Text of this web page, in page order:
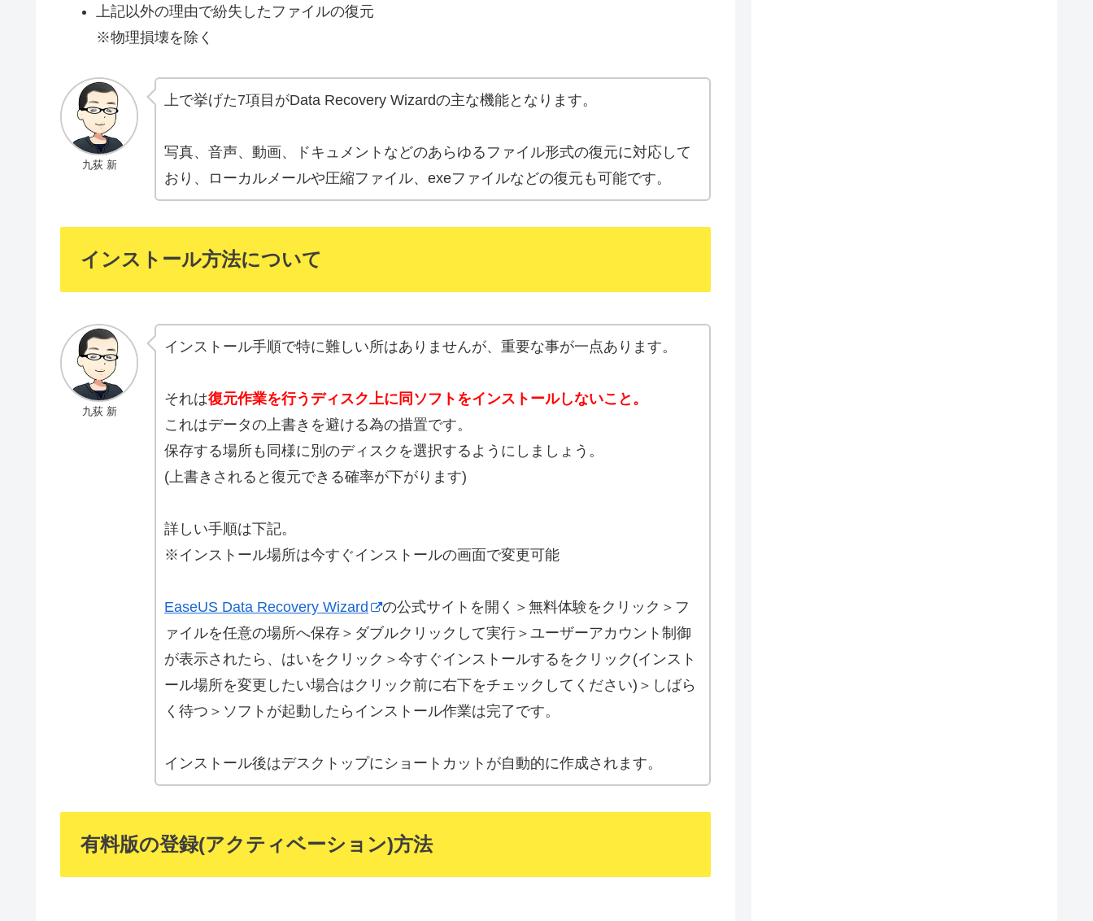
上記以外の理由で紛失したファイルの復元
※物理損壊を除く
九荻 新
上で挙げた7項目がData Recovery Wizardの主な機能となります。
写真、音声、動画、ドキュメントなどのあらゆるファイル形式の復元に対応して
おり、ローカルメールや圧縮ファイル、exeファイルなどの復元も可能です。
インストール方法について
九荻 新
インストール手順で特に難しい所はありませんが、重要な事が一点あります。
それは復元作業を行うディスク上に同ソフトをインストールしないこと。
これはデータの上書きを避ける為の措置です。
保存する場所も同様に別のディスクを選択するようにしましょう。
(上書きされると復元できる確率が下がります)
詳しい手順は下記。
※インストール場所は今すぐインストールの画面で変更可能
EaseUS Data Recovery Wizard
の公式サイトを開く＞無料体験をクリック＞フ
ァイルを任意の場所へ保存＞ダブルクリックして実行＞ユーザーアカウント制御
が表示されたら、はいをクリック＞今すぐインストールするをクリック(インスト
ール場所を変更したい場合はクリック前に右下をチェックしてください)＞しばら
く待つ＞ソフトが起動したらインストール作業は完了です。
インストール後はデスクトップにショートカットが自動的に作成されます。
有料版の登録(アクティベーション)方法